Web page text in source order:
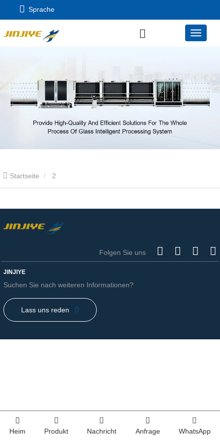
Sprache
Startseite 2
Folgen Sie uns
JINJIYE
Suchen Sie nach weiteren Informationen?
Lass uns reden
Heim Produkt Nachricht Anfrage WhatsApp